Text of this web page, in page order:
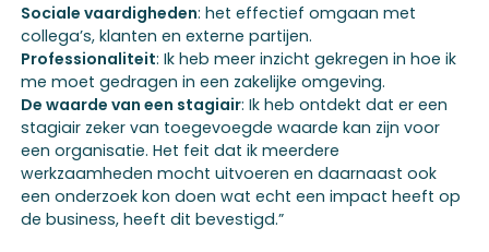
Sociale vaardigheden: het effectief omgaan met
collega’s, klanten en externe partijen.
Professionaliteit: Ik heb meer inzicht gekregen in hoe ik
me moet gedragen in een zakelijke omgeving.
De waarde van een stagiair: Ik heb ontdekt dat er een
stagiair zeker van toegevoegde waarde kan zijn voor
een organisatie. Het feit dat ik meerdere
werkzaamheden mocht uitvoeren en daarnaast ook
een onderzoek kon doen wat echt een impact heeft op
de business, heeft dit bevestigd.”